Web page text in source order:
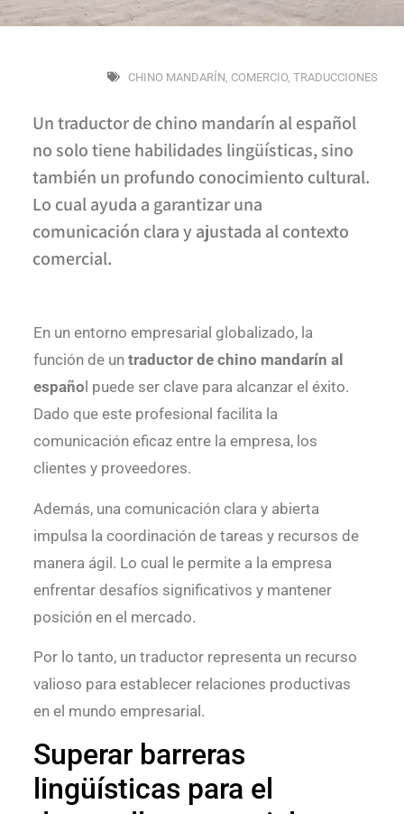
CHINO MANDARÍN COMERCIO, TRADUCCIONES
Un traductor de chino mandarín al español
no solo tiene habilidades lingüísticas, sino
también un profundo conocimiento cultural.
Lo cual ayuda a garantizar una
comunicación clara y ajustada al contexto
comercial.
En un entorno empresarial globalizado, la
función de un traductor de chino mandarín al
españo l puede ser clave para alcanzar el éxito.
Dado que este profesional facilita la
comunicación eficaz entre la empresa, los
clientes y proveedores.
Además, una comunicación clara y abierta
impulsa la coordinación de tareas y recursos de
manera ágil. Lo cual le permite a la empresa
enfrentar desafíos significativos y mantener
posición en el mercado.
Por lo tanto, un traductor representa un recurso
valioso para establecer relaciones productivas
en el mundo empresarial.
Superar barreras
lingüísticas para el